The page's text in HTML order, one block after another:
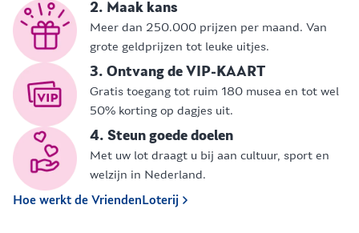
2. Maak kans
Meer dan 250.000 prijzen per maand. Van
grote geldprijzen tot leuke uitjes.
3. Ontvang de VIP-KAART
Gratis toegang tot ruim 180 musea en tot wel
50% korting op dagjes uit.
4. Steun goede doelen
Met uw lot draagt u bij aan cultuur, sport en
welzijn in Nederland.
Hoe werkt de VriendenLoterij